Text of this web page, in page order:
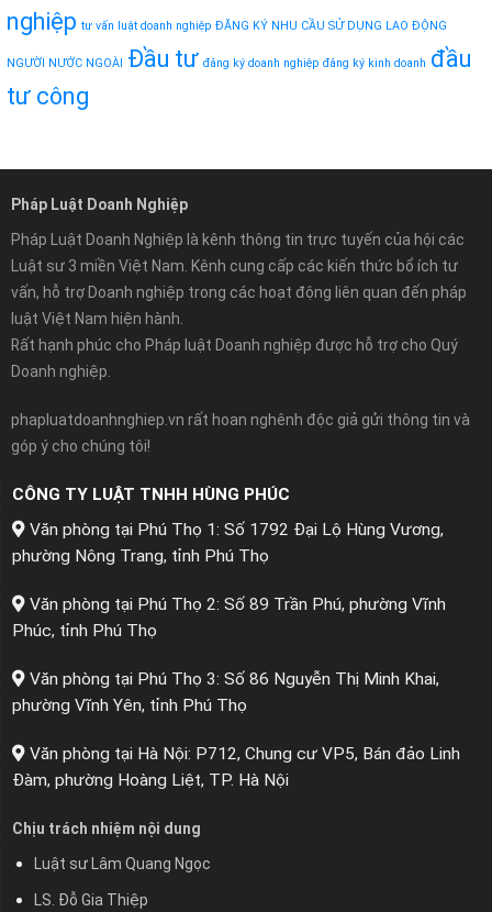
nghiệp tư vấn luật doanh nghiệp ĐĂNG KÝ NHU CẦU SỬ DỤNG LAO ĐỘNG
NGƯỜI NƯỚC NGOÀI Đầu tư đăng ký doanh nghiệp đăng ký kinh doanh đầu
tư công
Pháp Luật Doanh Nghiệp
Pháp Luật Doanh Nghiệp là kênh thông tin trực tuyến của hội các
Luật sư 3 miền Việt Nam. Kênh cung cấp các kiến thức bổ ích tư
vấn, hỗ trợ Doanh nghiệp trong các hoạt động liên quan đến pháp
luật Việt Nam hiện hành.
Rất hạnh phúc cho Pháp luật Doanh nghiệp được hỗ trợ cho Quý
Doanh nghiệp.
phapluatdoanhnghiep.vn rất hoan nghênh độc giả gửi thông tin và
góp ý cho chúng tôi!
CÔNG TY LUẬT TNHH HÙNG PHÚC
Văn phòng tại Phú Thọ 1: Số 1792 Đại Lộ Hùng Vương,
phường Nông Trang, tỉnh Phú Thọ
Văn phòng tại Phú Thọ 2: Số 89 Trần Phú, phường Vĩnh
Phúc, tỉnh Phú Thọ
Văn phòng tại Phú Thọ 3: Số 86 Nguyễn Thị Minh Khai,
phường Vĩnh Yên, tỉnh Phú Thọ
Văn phòng tại Hà Nội: P712, Chung cư VP5, Bán đảo Linh
Đàm, phường Hoàng Liệt, TP. Hà Nội
Chịu trách nhiệm nội dung
Luật sư Lâm Quang Ngọc
LS. Đỗ Gia Thiệp